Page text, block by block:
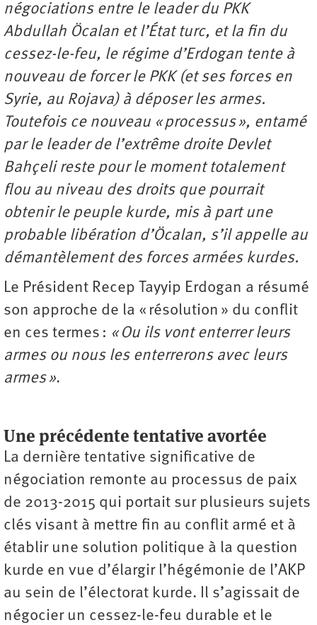
négociations entre le leader du PKK
Abdullah Öcalan et l’État turc, et la fin du
cessez-le-feu, le régime d’Erdogan tente à
nouveau de forcer le PKK (et ses forces en
Syrie, au Rojava) à déposer les armes.
Toutefois ce nouveau « processus », entamé
par le leader de l’extrême droite Devlet
Bahçeli reste pour le moment totalement
flou au niveau des droits que pourrait
obtenir le peuple kurde, mis à part une
probable libération d’Öcalan, s’il appelle au
démantèlement des forces armées kurdes.
Le Président Recep Tayyip Erdogan a résumé
son approche de la « résolution » du conflit
en ces termes : « Ou ils vont enterrer leurs
armes ou nous les enterrerons avec leurs
armes ».
Une précédente tentative avortée
La dernière tentative significative de
négociation remonte au processus de paix
de 2013-2015 qui portait sur plusieurs sujets
clés visant à mettre fin au conflit armé et à
établir une solution politique à la question
kurde en vue d’élargir l’hégémonie de l’AKP
au sein de l’électorat kurde. Il s’agissait de
négocier un cessez-le-feu durable et le